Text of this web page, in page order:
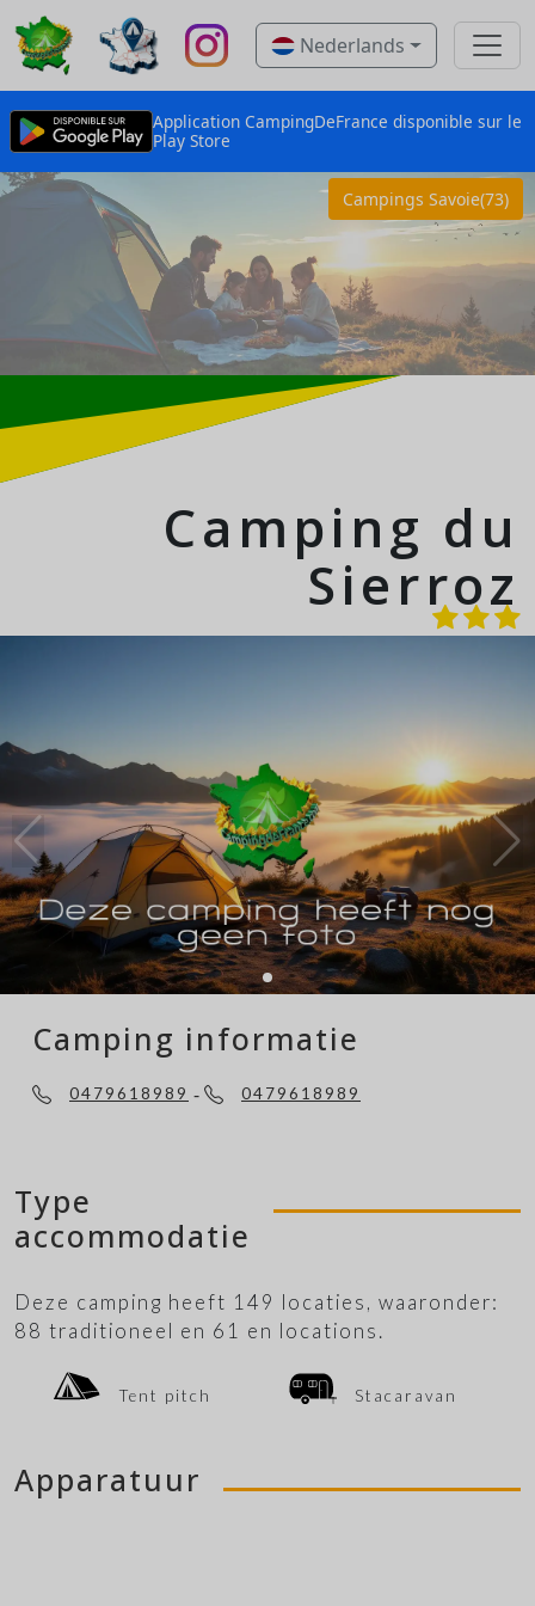
Nederlands
Application CampingDeFrance disponible sur le
Play Store
Campings Savoie(73)
Camping du
Sierroz
Camping informatie
0479618989 - 0479618989
Type
accommodatie
Deze camping heeft 149 locaties, waaronder:
88 traditioneel en 61 en locations.
Tent pitch Stacaravan
Apparatuur